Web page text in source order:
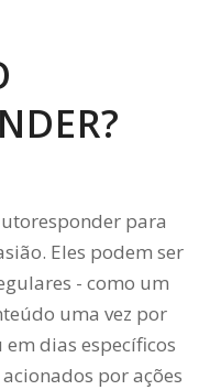
para
Eles podem ser
- como um
uma vez por
dias específicos
por ações